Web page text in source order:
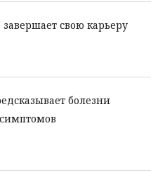
свою карьеру
болезни